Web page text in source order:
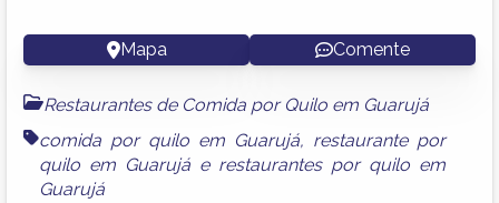
Mapa Comente
Restaurantes de Comida por Quilo em Guarujá
comida por quilo em Guarujá, restaurante por
quilo em Guarujá e restaurantes por quilo em
Guarujá